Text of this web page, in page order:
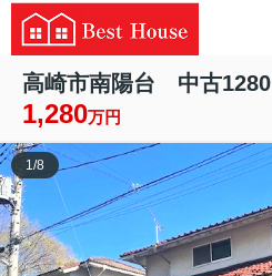
高崎市南陽台 中古1280
1,280万円
1/8